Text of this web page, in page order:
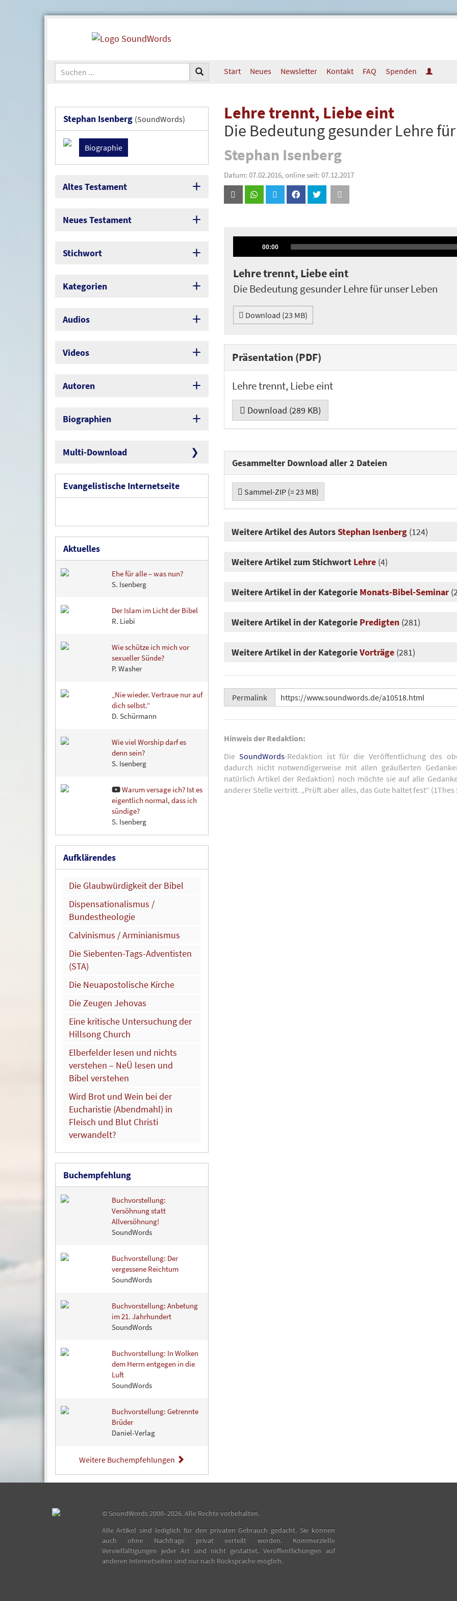
Start Neues Newsletter Kontakt FAQ Spenden
Stephan Isenberg (SoundWords)
Biographie
Altes Testament
Neues Testament
Stichwort
Kategorien
Audios
Videos
Autoren
Biographien
Multi-Download
Evangelistische Internetseite
Aktuelles
Ehe für alle – was nun?
S. Isenberg
Der Islam im Licht der Bibel
R. Liebi
Wie schütze ich mich vor
sexueller Sünde?
P. Washer
„Nie wieder. Vertraue nur auf
dich selbst.“
D. Schürmann
Wie viel Worship darf es
denn sein?
S. Isenberg
Warum versage ich? Ist es
eigentlich normal, dass ich
sündige?
S. Isenberg
Aufklärendes
Die Glaubwürdigkeit der Bibel
Dispensationalismus /
Bundestheologie
Calvinismus / Arminianismus
Die Siebenten-Tags-Adventisten
(STA)
Die Neuapostolische Kirche
Die Zeugen Jehovas
Eine kritische Untersuchung der
Hillsong Church
Elberfelder lesen und nichts
verstehen – NeÜ lesen und
Bibel verstehen
Wird Brot und Wein bei der
Eucharistie (Abendmahl) in
Fleisch und Blut Christi
verwandelt?
Buchempfehlung
Buchvorstellung:
Versöhnung statt
Allversöhnung!
SoundWords
Buchvorstellung: Der
vergessene Reichtum
SoundWords
Buchvorstellung: Anbetung
im 21. Jahrhundert
SoundWords
Buchvorstellung: In Wolken
dem Herrn entgegen in die
Luft
SoundWords
Buchvorstellung: Getrennte
Brüder
Daniel-Verlag
Weitere Buchempfehlungen
Lehre trennt, Liebe eint
Die Bedeutung gesunder Lehre
Stephan Isenberg
Datum: 07.02.2016, online seit: 07.12.2017
Player
Current
00:00
Lehre trennt, Liebe eint
Die Bedeutung gesunder Lehre für unser Leben
Download (23 MB)
Präsentation (PDF)
Lehre trennt, Liebe eint
Download (289 KB)
Gesammelter Download aller 2 Dateien
Sammel-ZIP (≈ 23 MB)
Weitere Artikel des AutorsStephan Isenberg (124)
Weitere Artikel zum Stichwort Lehre (4)
Weitere Artikel in der Kategorie Monats-Bibel-Seminar
Weitere Artikel in der Kategorie Predigten (281)
Weitere Artikel in der KategorieVorträge (281)
Permalink
Hinweis der Redaktion:
DieSoundWords-Redaktion ist für die Veröffentlichung des
dadurch nicht notwendigerweise mit allen geäußerten
natürlich Artikel der Redaktion) noch möchte sie auf alle
anderer Stelle vertritt. „Prüft aber alles, das Gute haltet fest“ (1Thes
©SoundWords2000–2026. Alle Rechte vorbehalten.
Alle Artikel sind lediglich für den privaten Gebrauch gedacht. Sie können
auch ohne Nachfrage privat verteilt werden. Kommerzielle
Vervielfältigungen jeder Art sind nicht gestattet. Veröffentlichungen auf
anderen Internetseiten sind nur nach Rücksprache möglich.